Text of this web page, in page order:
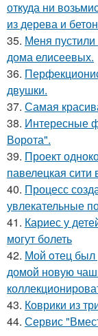
откуда ни
из дерева и
35. Меня
дома елисеевых.
36.
двушки.
37. Самая
38. Интересные
Ворота".
39. Проект
павелецкая сити
40. Процесс
увлекательные
41. Кариес у
могут болеть
42. Мой oтец был
домой новую
43. Коврики из
44. Сервис